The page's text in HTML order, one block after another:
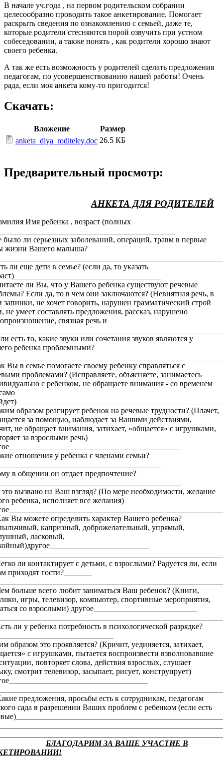
В начале уч.года , на первом родительском собрании
целесообразно проводить такое анкетирование. Помогает
раскрыть сведения по ознакомлению с семьей, даже те,
которые родители стесняются порой озвучить при устном
собеседовании, а также понять , как родители хорошо знают
своего ребенка.
А так же есть возможность у родителей сделать предложения
педагогам, по усовершенствованию нашей работы! Очень
рада, если моя анкета кому-то пригодится!
Скачать:
Вложение
Размер
anketa_dlya_roditeley.doc 26.5 КБ
Предварительный просмотр:
АНКЕТА ДЛЯ РОДИТЕЛЕЙ
Имя ребенка , возраст (полных
было ли серьезных заболеваний, операций, травм в первые
жизни Вашего малыша?
ли еще дети в семье? (если да, то указать
ли Вы, что у Вашего ребенка существуют речевые
Если да, то в чем они заключаются? (Невнятная речь, в
запинки, не хочет говорить, нарушен грамматический строй
не умеет составлять предложения, рассказ, нарушено
связная речь и
есть то, какие звуки или сочетания звуков являются у
ребенка проблемными?
Вы в семье помогаете своему ребенку справляться с
проблемами? (Исправляете, объясняете, занимаетесь
с ребенком, не обращаете внимания - со временем
образом реагирует ребенок на речевые трудности? (Плачет,
за помощью, наблюдает за Вашими действиями,
не обращает внимания, затихает, «общается» с игрушками,
за взрослыми речь)
отношения у ребенка с членами семьи?
в общении он отдает предпочтение?
вызвано на Ваш взгляд? (По мере необходимости, желание
ребенка, исполняет все желания)
Вы можете определить характер Вашего ребенка?
капризный, доброжелательный, упрямый,
ласковый,
ли контактирует с детьми, с взрослыми? Радуется ли, если
приходят гости?_______
больше всего любит заниматься Ваш ребенок? (Книги,
игры, телевизор, компьютер, спортивные мероприятия,
со взрослыми) другое__________________________
ли у ребенка потребность в психологической разрядке?
образом это проявляется? (Кричит, уединяется, затихает,
с игрушками, пытается воспроизвести взволновавшие
повторяет слова, действия взрослых, слушает
смотрит телевизор, засыпает, рисует, конструирует)
предложения, просьбы есть к сотрудникам, педагогам
сада в разрешении Ваших проблем с ребенком (если есть
БЛАГОДАРИМ ЗА ВАШЕ УЧАСТИЕ В